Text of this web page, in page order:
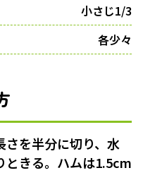
小さじ1/3
各少々
さを半分に切り、水
ときる。ハムは1.5cm